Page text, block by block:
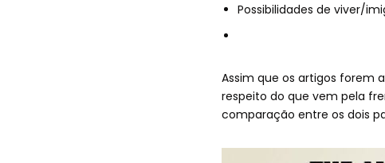
Possibilidades de viver/
Assim que os artigos forem
respeito do que vem pela
comparação entre os dois